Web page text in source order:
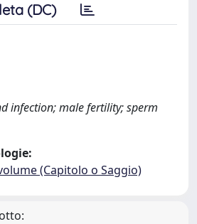
(DC)
infection; male fertility; sperm
(Capitolo o Saggio)